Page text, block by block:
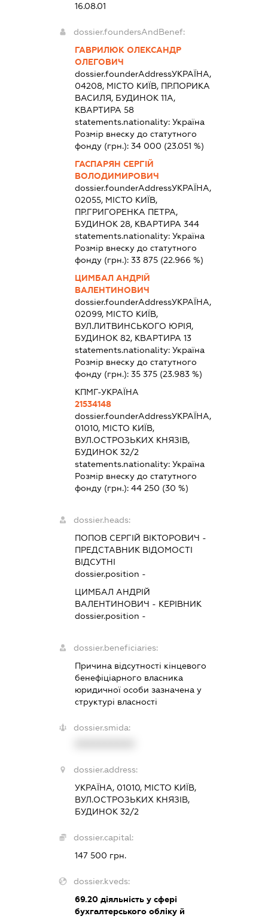
16.08.01
dossier.foundersAndBenef:
ГАВРИЛЮК ОЛЕКСАНДР
ОЛЕГОВИЧ
dossier.founderAddressУКРАЇНА,
04208, МІСТО КИЇВ, ПР.ПОРИКА
ВАСИЛЯ, БУДИНОК 11А,
КВАРТИРА 58
statements.nationality: Україна
Розмір внеску до статутного
фонду (грн.): 34 000 (23.051 %)
ГАСПАРЯН СЕРГІЙ
ВОЛОДИМИРОВИЧ
dossier.founderAddressУКРАЇНА,
02055, МІСТО КИЇВ,
ПР.ГРИГОРЕНКА ПЕТРА,
БУДИНОК 28, КВАРТИРА 344
statements.nationality: Україна
Розмір внеску до статутного
фонду (грн.): 33 875(22.966 %)
ЦИМБАЛ АНДРІЙ
ВАЛЕНТИНОВИЧ
dossier.founderAddressУКРАЇНА,
02099, МІСТО КИЇВ,
ВУЛ.ЛИТВИНСЬКОГО ЮРІЯ,
БУДИНОК 82, КВАРТИРА 13
statements.nationality: Україна
Розмір внеску до статутного
фонду (грн.): 35 375(23.983 %)
КПМГ-УКРАЇНА
21534148
dossier.founderAddressУКРАЇНА,
01010, МІСТО КИЇВ,
ВУЛ.ОСТРОЗЬКИХ КНЯЗІВ,
БУДИНОК 32/2
statements.nationality: Україна
Розмір внеску до статутного
фонду (грн.): 44 250 (30 %)
dossier.heads:
ПОПОВ СЕРГІЙ ВІКТОРОВИЧ -
ПРЕДСТАВНИКВІДОМОСТІ
ВІДСУТНІ
dossier.position -
ЦИМБАЛ АНДРІЙ
ВАЛЕНТИНОВИЧ - КЕРІВНИК
dossier.position -
dossier.beneficiaries:
Причина відсутності кінцевого
бенефіціарного власника
юридичної особи зазначена у
структурі власності
dossier.smida:
dossier.address:
УКРАЇНА, 01010, МІСТО КИЇВ,
ВУЛ.ОСТРОЗЬКИХ КНЯЗІВ,
БУДИНОК 32/2
dossier.capital:
147 500 грн.
dossier.kveds:
69.20діяльність у сфері
бухгалтерського обліку й